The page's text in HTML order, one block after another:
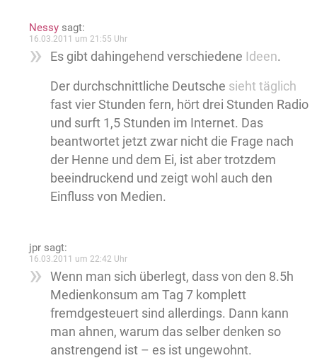
Nessy sagt:
16.03.2011 um 21:55 Uhr
Es gibt dahingehend verschiedene Ideen.
Der durchschnittliche Deutsche sieht täglich
fast vier Stunden fern, hört drei Stunden Radio
und surft 1,5 Stunden im Internet. Das
beantwortet jetzt zwar nicht die Frage nach
der Henne und dem Ei, ist aber trotzdem
beeindruckend und zeigt wohl auch den
Einfluss von Medien.
jpr sagt:
16.03.2011 um 22:42 Uhr
Wenn man sich überlegt, dass von den 8.5h
Medienkonsum am Tag 7 komplett
fremdgesteuert sind allerdings. Dann kann
man ahnen, warum das selber denken so
anstrengend ist – es ist ungewohnt.